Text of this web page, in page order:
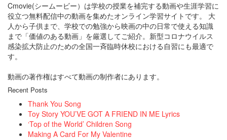
Cmovie(シームービー）は学校の授業を補完する動画や生涯学習に
役立つ無料配信中の動画を集めたオンライン学習サイトです。 大
人から子供まで、学校での勉強から映画の中の日常で使える知識
まで「価値のある動画」を厳選してご紹介。新型コロナウイルス
感染拡大防止のための全国一斉臨時休校における自習にも最適で
す。
動画の著作権はすべて動画の制作者にあります。
Recent Posts
Thank You Song
Toy Story YOU’VE GOT A FRIEND IN ME Lyrics
‘Top of the World’ Children Song
Making A Card For My Valentine